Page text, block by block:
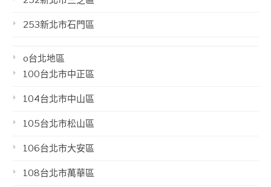
253新北市石門區
o台北地區
100台北市中正區
104台北市中山區
105台北市松山區
106台北市大安區
108台北市萬華區